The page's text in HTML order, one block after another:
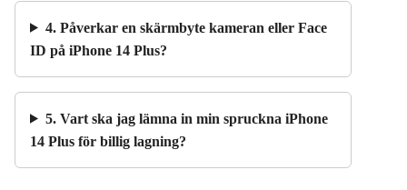
4. Påverkar en skärmbyte kameran eller Face
ID på iPhone 14 Plus?
5. Vart ska jag lämna in min spruckna iPhone
14 Plus för billig lagning?